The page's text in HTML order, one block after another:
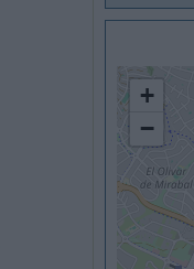
+
−